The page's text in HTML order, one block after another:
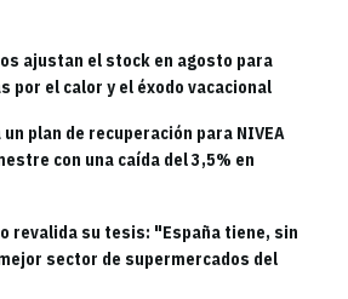
ajustan el stock en agosto para
por el calor y el éxodo vacacional
plan de recuperación para NIVEA
con una caída del 3,5% en
revalida su tesis: "España tiene, sin
sector de supermercados del